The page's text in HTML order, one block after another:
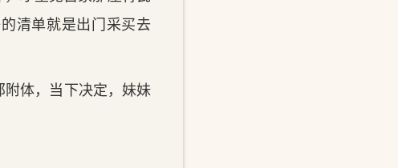
清单就是出门采买去
附体，当下决定，妹妹